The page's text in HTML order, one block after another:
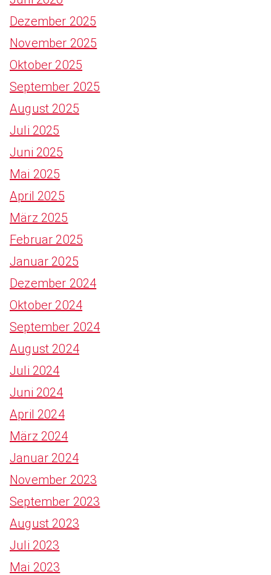
Dezember 2025
November 2025
Oktober 2025
September 2025
August 2025
Juli 2025
Juni 2025
Mai 2025
April 2025
März 2025
Februar 2025
Januar 2025
Dezember 2024
Oktober 2024
September 2024
August 2024
Juli 2024
Juni 2024
April 2024
März 2024
Januar 2024
November 2023
September 2023
August 2023
Juli 2023
Mai 2023